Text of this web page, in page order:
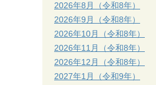
2026年8月（令和8年）
2026年9月（令和8年）
2026年10月（令和8年）
2026年11月（令和8年）
2026年12月（令和8年）
2027年1月（令和9年）